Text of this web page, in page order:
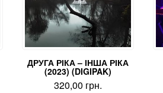
ДРУГА РІКА – ІНША РІКА
(2023) (DIGIPAK)
320,00 грн.